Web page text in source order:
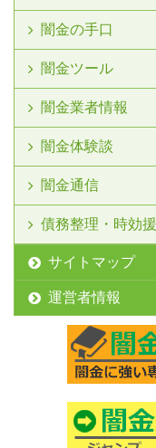
闇金の手口
闇金ツール
闇金業者情報
闇金体験談
闇金通信
債務整理・時効
サイトマップ
運営者情報